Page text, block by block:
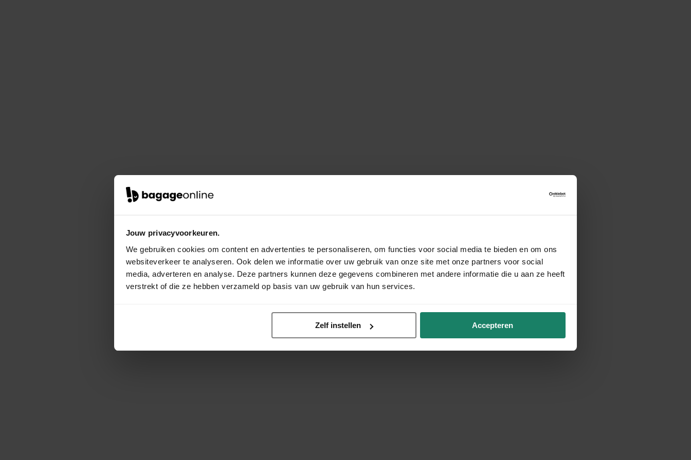
Jouw privacyvoorkeuren.
We gebruiken cookies om content en advertenties te personaliseren, om functies voor social media te bieden en om ons
websiteverkeer te analyseren. Ook delen we informatie over uw gebruik van onze site met onze partners voor social
media, adverteren en analyse. Deze partners kunnen deze gegevens combineren met andere informatie die u aan ze heeft
verstrekt of die ze hebben verzameld op basis van uw gebruik van hun services.
Zelf instellen Accepteren